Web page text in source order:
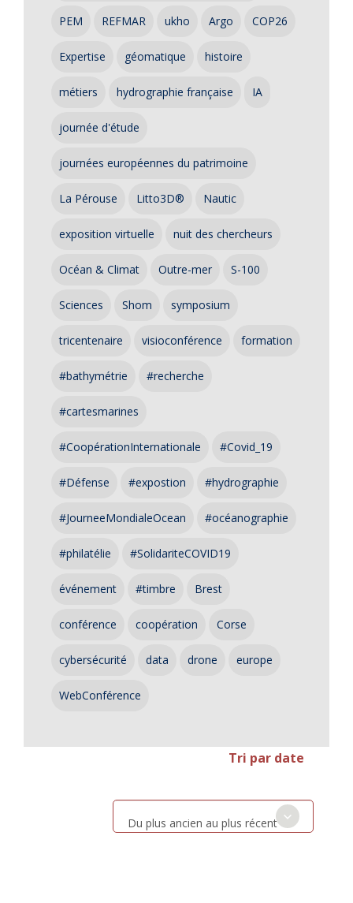
PEM REFMAR ukho Argo COP26
Expertise géomatique histoire
métiers hydrographie française IA
journée d'étude
journées européennes du patrimoine
La Pérouse Litto3D® Nautic
exposition virtuelle nuit des chercheurs
Océan & Climat Outre-mer S-100
Sciences Shom symposium
tricentenaire visioconférence formation
#bathymétrie #recherche
#cartesmarines
#CoopérationInternationale #Covid_19
#Défense #expostion #hydrographie
#JourneeMondialeOcean #océanographie
#philatélie #SolidariteCOVID19
événement #timbre Brest
conférence coopération Corse
cybersécurité data drone europe
WebConférence
Tri par date
Du plus ancien au plus récent